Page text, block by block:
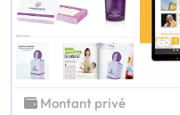
Montant privé